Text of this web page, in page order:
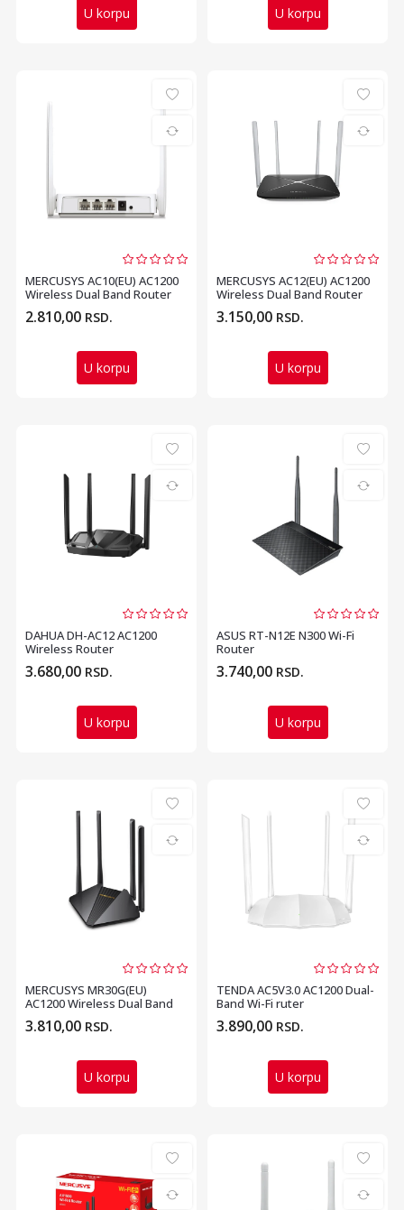
U korpu U korpu
MERCUSYS AC10(EU) AC1200
Wireless Dual Band Router
2.810,00 RSD.
U korpu
MERCUSYS AC12(EU) AC1200
Wireless Dual Band Router
3.150,00 RSD.
U korpu
DAHUA DH-AC12 AC1200
Wireless Router
3.680,00 RSD.
U korpu
ASUS RT-N12E N300 Wi-Fi
Router
3.740,00 RSD.
U korpu
MERCUSYS MR30G(EU)
AC1200 Wireless Dual Band
Gigabit Router
3.810,00 RSD.
U korpu
TENDA AC5V3.0 AC1200 Dual-
Band Wi-Fi ruter
3.890,00 RSD.
U korpu